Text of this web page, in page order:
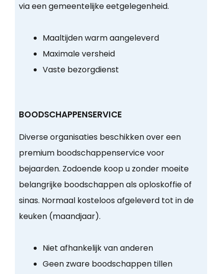
via een gemeentelijke eetgelegenheid.
Maaltijden warm aangeleverd
Maximale versheid
Vaste bezorgdienst
BOODSCHAPPENSERVICE
Diverse organisaties beschikken over een
premium boodschappenservice voor
bejaarden. Zodoende koop u zonder moeite
belangrijke boodschappen als oploskoffie of
sinas. Normaal kosteloos afgeleverd tot in de
keuken (maandjaar).
Niet afhankelijk van anderen
Geen zware boodschappen tillen